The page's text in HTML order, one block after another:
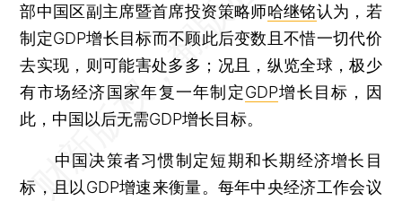
部中国区副主席暨首席投资策略师哈继铭认为，若
制定GDP增长目标而不顾此后变数且不惜一切代价
去实现，则可能害处多多；况且，纵览全球，极少
有市场经济国家年复一年制定GDP增长目标，因
此，中国以后无需GDP增长目标。
中国决策者习惯制定短期和长期经济增长目
标，且以GDP增速来衡量。每年中央经济工作会议